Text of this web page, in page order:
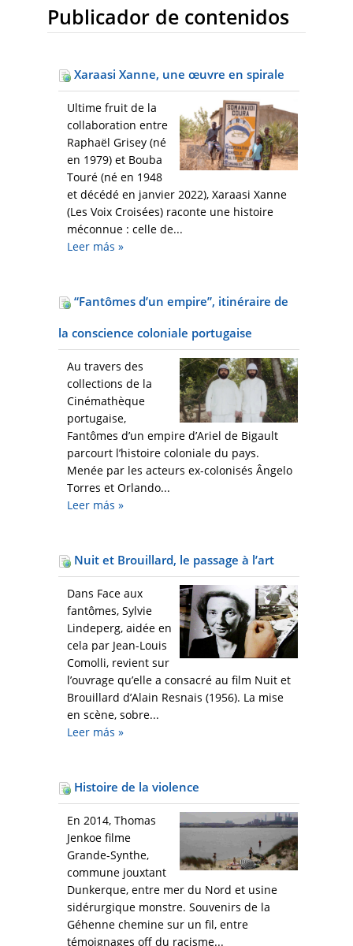
Publicador de contenidos
Xaraasi Xanne, une œuvre en spirale
Ultime fruit de la
collaboration entre
Raphaël Grisey (né
en 1979) et Bouba
Touré (né en 1948
et décédé en janvier 2022), Xaraasi Xanne
(Les Voix Croisées) raconte une histoire
méconnue : celle de...
Leer más »
“Fantômes d’un empire”, itinéraire de
la conscience coloniale portugaise
Au travers des
collections de la
Cinémathèque
portugaise,
Fantômes d’un empire d’Ariel de Bigault
parcourt l’histoire coloniale du pays.
Menée par les acteurs ex-colonisés Ângelo
Torres et Orlando...
Leer más »
Nuit et Brouillard, le passage à l’art
Dans Face aux
fantômes, Sylvie
Lindeperg, aidée en
cela par Jean-Louis
Comolli, revient sur
l’ouvrage qu’elle a consacré au film Nuit et
Brouillard d’Alain Resnais (1956). La mise
en scène, sobre...
Leer más »
Histoire de la violence
En 2014, Thomas
Jenkoe filme
Grande-Synthe,
commune jouxtant
Dunkerque, entre mer du Nord et usine
sidérurgique monstre. Souvenirs de la
Géhenne chemine sur un fil, entre
témoignages off du racisme...